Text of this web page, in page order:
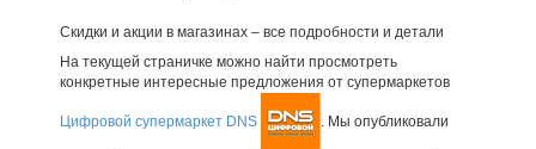
Скидки и акции в магазинах – все подробности и детали
На текущей страничке можно найти просмотреть
конкретные интересные предложения от супермаркетов
Цифровой супермаркет DNS . Мы опубликовали